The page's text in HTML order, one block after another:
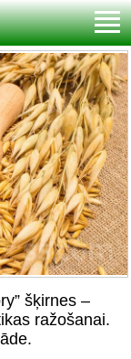
šķirnes –
ražošanai.